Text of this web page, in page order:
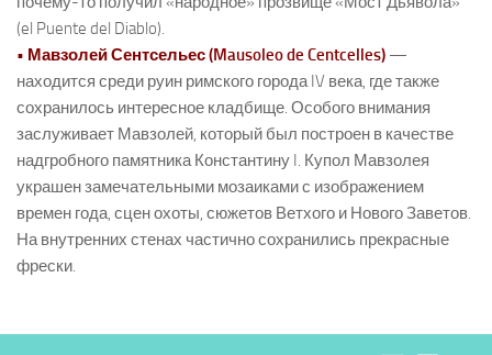
(el Puente del Diablo).
• Мавзолей Сентсельес (Mausoleo de Centcelles) —
находится среди руин римского города IV века, где также
сохранилось интересное кладбище. Особого внимания
заслуживает Мавзолей, который был построен в качестве
надгробного памятника Константину I. Купол Мавзолея
украшен замечательными мозаиками с изображением
времен года, сцен охоты, сюжетов Ветхого и Нового Заветов.
На внутренних стенах частично сохранились прекрасные
фрески.